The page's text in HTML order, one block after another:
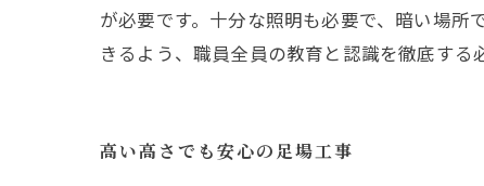
が必要です。十分な照明も必要で、暗い場所
きるよう、職員全員の教育と認識を徹底する
高い高さでも安心の足場工事